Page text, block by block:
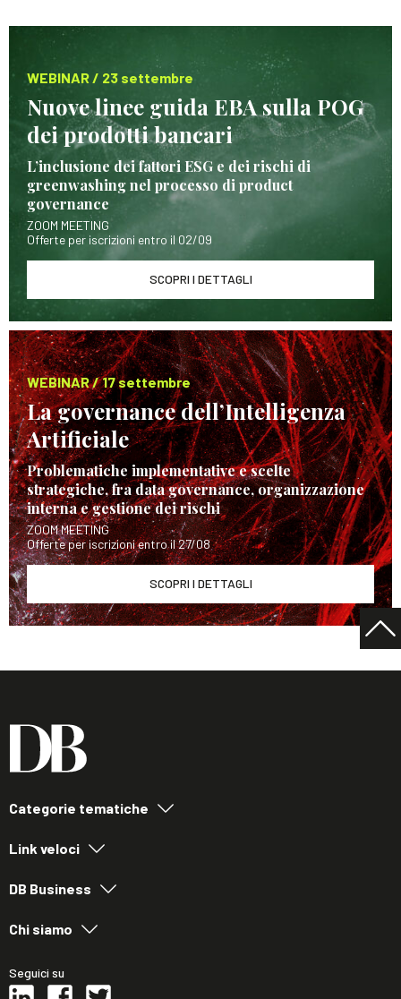
WEBINAR / 23 settembre
Nuove linee guida EBA sulla POG
dei prodotti bancari
L’inclusione dei fattori ESG e dei rischi di
greenwashing nel processo di product
governance
ZOOM MEETING
Offerte per iscrizioni entro il 02/09
SCOPRI I DETTAGLI
WEBINAR / 17 settembre
La governance dell’Intelligenza
Artificiale
Problematiche implementative e scelte
strategiche, fra data governance, organizzazione
interna e gestione dei rischi
ZOOM MEETING
Offerte per iscrizioni entro il 27/08
SCOPRI I DETTAGLI
Categorie tematiche
Link veloci
DB Business
Chi siamo
Seguici su